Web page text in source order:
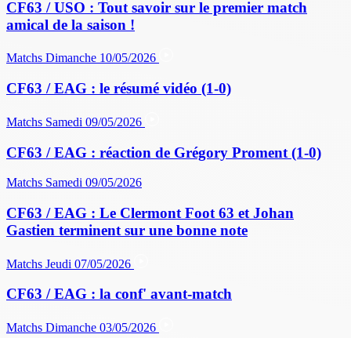
CF63 / USO : Tout savoir sur le premier match
amical de la saison !
Matchs Dimanche 10/05/2026
CF63 / EAG : le résumé vidéo (1-0)
Matchs Samedi 09/05/2026
CF63 / EAG : réaction de Grégory Proment (1-0)
Matchs Samedi 09/05/2026
CF63 / EAG : Le Clermont Foot 63 et Johan
Gastien terminent sur une bonne note
Matchs Jeudi 07/05/2026
CF63 / EAG : la conf' avant-match
Matchs Dimanche 03/05/2026